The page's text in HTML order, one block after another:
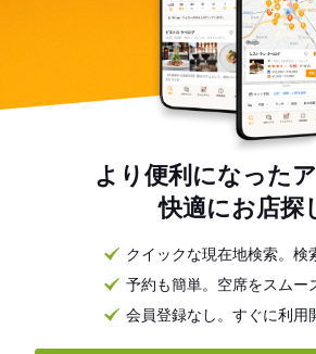
より便利になった
快適にお店探
クイックな現在地検索。検
予約も簡単。空席をスムー
会員登録なし。すぐに利用